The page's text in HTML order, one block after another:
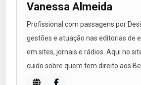
Vanessa Almeida
Profissional com passagens por
gestões e atuação nas editorias de
em sites, jornais e rádios. Aqui no
cuido sobre quem tem direito aos